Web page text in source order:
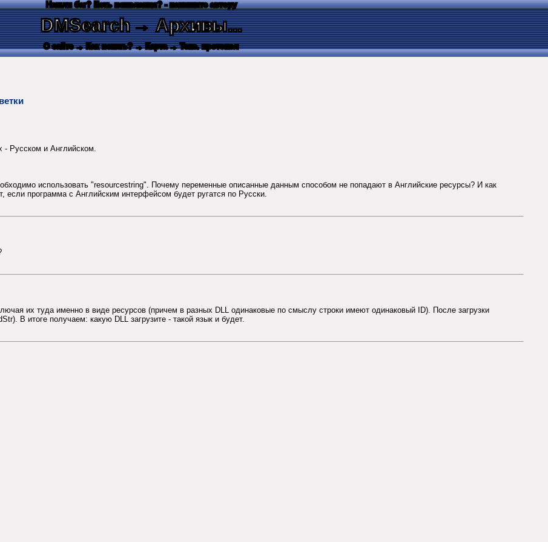
Нашли баг? Есть пожелания? - напишите автору
DMSearch→ Архивы...
О сайте → Как искать? → Карта → Текс. протокол
- Русском и Английском.
использовать "resourcestring". Почему переменные описанные данным способом не попадают в Английские ресурсы? И как
если программа с Английским интерфейсом будет ругатся по Русски.
их туда именно в виде ресурсов (причем в разных DLL одинаковые по смыслу строки имеют одинаковый ID). После загрузки
В итоге получаем: какую DLL загрузите - такой язык и будет.